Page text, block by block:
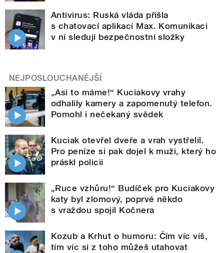
Antivirus: Ruská vláda přišla
s chatovací aplikací Max. Komunikaci
v ní sledují bezpečnostní složky
NEJPOSLOUCHANĚJŠÍ
„Asi to máme!“ Kuciakovy vrahy
odhalily kamery a zapomenutý telefon.
Pomohl i nečekaný svědek
Kuciak otevřel dveře a vrah vystřelil.
Pro peníze si pak dojel k muži, který ho
práskl policii
„Ruce vzhůru!“ Budíček pro Kuciakovy
katy byl zlomový, poprvé někdo
s vraždou spojil Kočnera
Kozub a Krhut o humoru: Čím víc víš,
tím víc si z toho můžeš utahovat